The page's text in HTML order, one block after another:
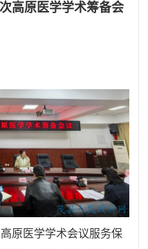
高原医学学术筹备会
原医学学术会议服务保